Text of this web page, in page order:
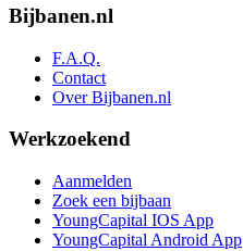
Bijbanen.nl
F.A.Q.
Contact
Over Bijbanen.nl
Werkzoekend
Aanmelden
Zoek een bijbaan
YoungCapital IOS App
YoungCapital Android App